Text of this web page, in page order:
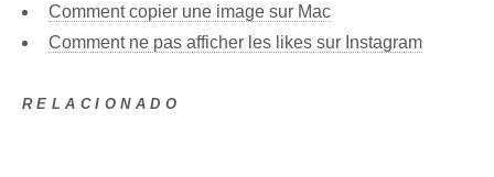
Comment copier une image sur Mac
Comment ne pas afficher les likes sur Instagram
RELACIONADO